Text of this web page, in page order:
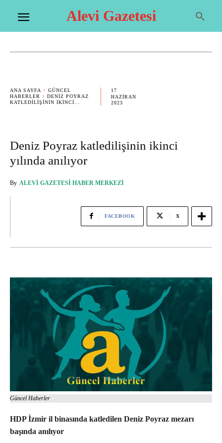
Alevi Gazetesi
ANA SAYFA
GÜNCEL
HABERLER
DENIZ POYRAZ
KATLEDILIŞININ IKINCI...
17
HAZIRAN
2023
Deniz Poyraz katledilişinin ikinci
yılında anılıyor
By ALEVI GAZETESI HABER MERKEZI
FACEBOOK X
Güncel Haberler
HDP İzmir il binasında katledilen Deniz Poyraz mezarı
başında anılıyor